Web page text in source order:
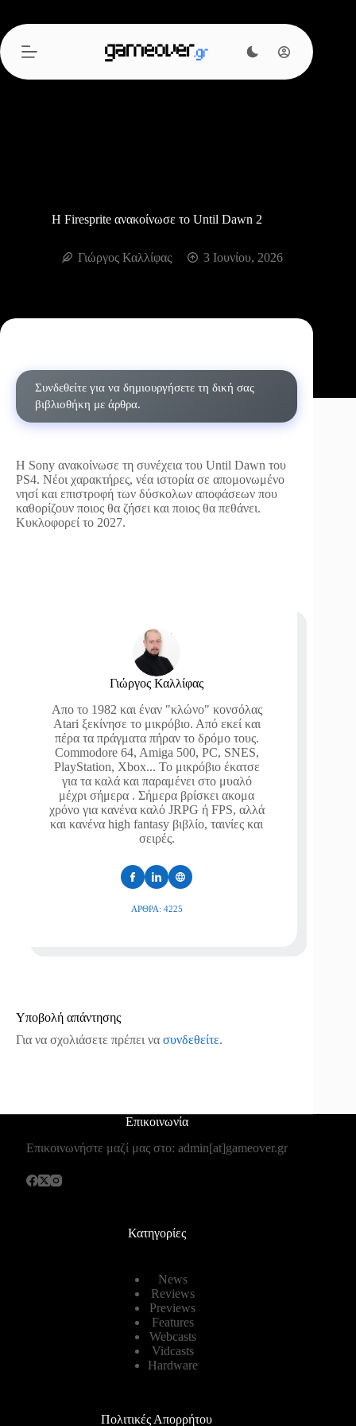
περιεχόμενο
Η Firesprite ανακοίνωσε το Until Dawn 2
Γιώργος Καλλίφας 3 Ιουνίου, 2026
Συνδεθείτε για να δημιουργήσετε τη δική σας
βιβλιοθήκη με άρθρα.
Η Sony ανακοίνωσε τη συνέχεια του Until Dawn του
PS4. Νέοι χαρακτήρες, νέα ιστορία σε απομονωμένο
νησί και επιστροφή των δύσκολων αποφάσεων που
καθορίζουν ποιος θα ζήσει και ποιος θα πεθάνει.
Κυκλοφορεί το 2027.
Γιώργος Καλλίφας
Απο το 1982 και έναν "κλώνο" κονσόλας
Atari ξεκίνησε το μικρόβιο. Από εκεί και
πέρα τα πράγματα πήραν το δρόμο τους.
Commodore 64, Amiga 500, PC, SNES,
PlayStation, Xbox... Το μικρόβιο έκατσε
για τα καλά και παραμένει στο μυαλό
μέχρι σήμερα . Σήμερα βρίσκει ακομα
χρόνο για κανένα καλό JRPG ή FPS, αλλά
και κανένα high fantasy βιβλίο, ταινίες και
σειρές.
ΆΡΘΡΑ: 4225
Υποβολή απάντησης
Για να σχολιάσετε πρέπει να συνδεθείτε.
Επικοινωνία
Επικοινωνήστε μαζί μας στο: admin[at]gameover.gr
Κατηγορίες
News
Reviews
Previews
Features
Webcasts
Vidcasts
Hardware
Πολιτικές Απορρήτου